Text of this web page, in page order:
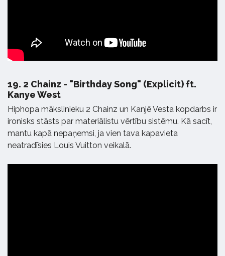
19. 2 Chainz - "Birthday Song" (Explicit) ft.
Kanye West
Hiphopa mākslinieku 2 Chainz un Kanjē Vesta kopdarbs ir
ironisks stāsts par materiālistu vērtību sistēmu. Kā sacīt,
mantu kapā nepaņemsi, ja vien tava kapavieta
neatradīsies Louis Vuitton veikalā.